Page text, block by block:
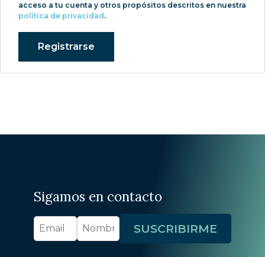
acceso a tu cuenta y otros propósitos descritos en nuestra
política de privacidad .
Registrarse
Sigamos en contacto
SUSCRIBIRME